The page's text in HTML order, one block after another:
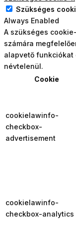
Szükséges
Always Enabled
A szükséges
számára
alapvető funkciókat
névtelenül.
Cookie
cookielawinfo-
checkbox-
advertisement
cookielawinfo-
checkbox-analytics